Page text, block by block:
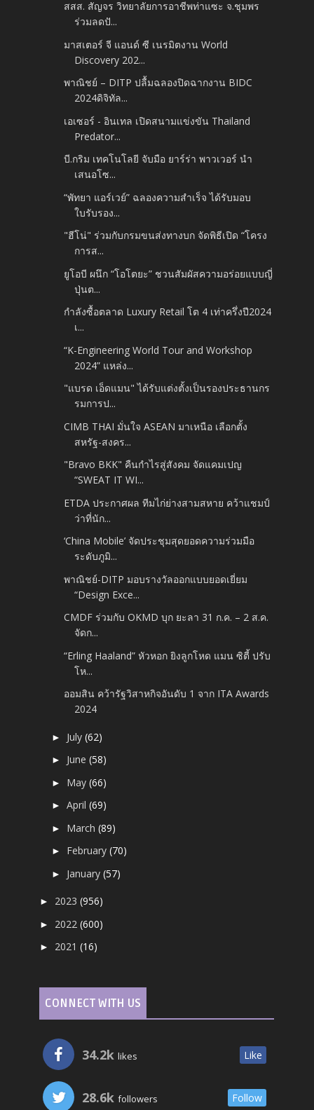
สสส. สัญจร วิทยาลัยการอาชีพท่าแซะ จ.ชุมพร
ร่วมลดปั...
มาสเตอร์ จี แอนด์ ซี เนรมิตงาน World
Discovery 202...
พาณิชย์ – DITP ปลื้มฉลองปิดฉากงาน BIDC
2024ดิจิทัล...
เอเซอร์ - อินเทล เปิดสนามแข่งขัน Thailand
Predator...
บี.กริม เทคโนโลยี จับมือ ยาร์ร่า พาวเวอร์ นำ
เสนอโซ...
“พัทยา แอร์เวย์” ฉลองความสำเร็จ ได้รับมอบ
ใบรับรอง...
"ฮีโน่" ร่วมกับกรมขนส่งทางบก จัดพิธีเปิด “โครง
การส...
ยูโอบี ผนึก “โอโตยะ” ชวนสัมผัสความอร่อยแบบญี่
ปุ่นต...
กำลังซื้อตลาด Luxury Retail โต 4 เท่าครึ่งปี2024
เ...
“K-Engineering World Tour and Workshop
2024” แหล่ง...
"แบรด เอ็ดแมน" ได้รับแต่งตั้งเป็นรองประธานกร
รมการป...
CIMB THAI มั่นใจ ASEAN มาเหนือ เลือกตั้ง
สหรัฐ-สงคร...
"Bravo BKK" คืนกำไรสู่สังคม จัดแคมเปญ
“SWEAT IT WI...
ETDA ประกาศผล ทีมไก่ย่างสามสหาย คว้าแชมป์
ว่าที่นัก...
‘China Mobile’ จัดประชุมสุดยอดความร่วมมือ
ระดับภูมิ...
พาณิชย์-DITP มอบรางวัลออกแบบยอดเยี่ยม
“Design Exce...
CMDF ร่วมกับ OKMD บุก ยะลา 31 ก.ค. – 2 ส.ค.
จัดก...
“Erling Haaland” หัวหอก ยิงลูกโหด แมน ซิตี้ ปรับ
โห...
ออมสิน คว้ารัฐวิสาหกิจอันดับ 1 จาก ITA Awards
2024
► July(62)
► June(58)
► May(66)
►April(69)
► March(89)
► February(70)
► January(57)
► 2023(956)
► 2022(600)
► 2021(16)
CONNECT WITH US
34.2k likes Like
28.6k followers Follow